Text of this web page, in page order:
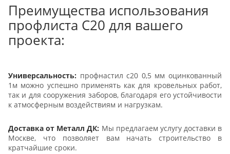
Преимущества использования
профлиста С20 для вашего
проекта:
Универсальность: профнастил с20 0,5 мм оцинкованный
1м можно успешно применять как для кровельных работ,
так и для сооружения заборов, благодаря его устойчивости
к атмосферным воздействиям и нагрузкам.
Доставка от Металл ДК: Мы предлагаем услугу доставки в
Москве, что позволяет вам начать строительство в
кратчайшие сроки.